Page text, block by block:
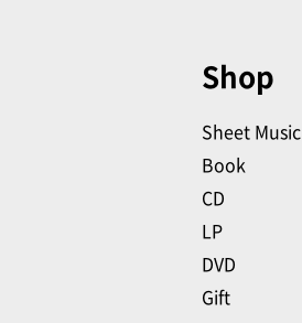
Shop
Sheet Music
Book
CD
LP
DVD
Gift